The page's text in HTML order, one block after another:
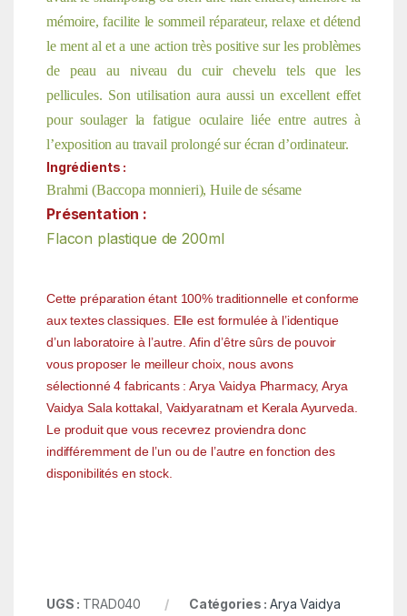
mémoire, facilite le sommeil réparateur, relaxe et détend
le ment al et a une action très positive sur les problèmes
de peau au niveau du cuir chevelu tels que les
pellicules. Son utilisation aura aussi un excellent effet
pour soulager la fatigue oculaire liée entre autres à
l’exposition au travail prolongé sur écran d’ordinateur.
Ingrédients :
Brahmi (Baccopa monnieri), Huile de sésame
Présentation :
Flacon plastique de 200ml
Cette préparation étant 100% traditionnelle et conforme
aux textes classiques. Elle est formulée à l’identique
d’un laboratoire à l’autre. Afin d’être sûrs de pouvoir
vous proposer le meilleur choix, nous avons
sélectionné 4 fabricants : Arya Vaidya Pharmacy, Arya
Vaidya Sala kottakal, Vaidyaratnam et Kerala Ayurveda.
Le produit que vous recevrez proviendra donc
indifféremment de l’un ou de l’autre en fonction des
disponibilités en stock.
UGS : TRAD040 Catégories :Arya Vaidya